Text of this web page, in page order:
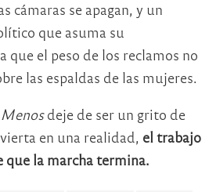
cámaras se apagan, y un
que asuma su
que el peso de los reclamos no
las espaldas de las mujeres.
deje de ser un grito de
en una realidad, el trabajo
que la marcha termina.